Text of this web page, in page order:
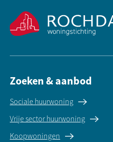
Zoeken & aanbod
Sociale huurwoning
Vrije sector huurwoning
Koopwoningen